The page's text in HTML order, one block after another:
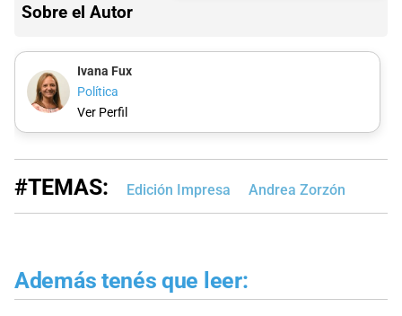
Sobre el Autor
Ivana Fux
Política
Ver Perfil
#TEMAS: Edición Impresa Andrea Zorzón
Además tenés que leer: